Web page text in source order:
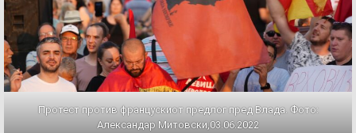
Протест против францускиот предлог пред Влада. Фото:
Александар Митовски,03.06.2022